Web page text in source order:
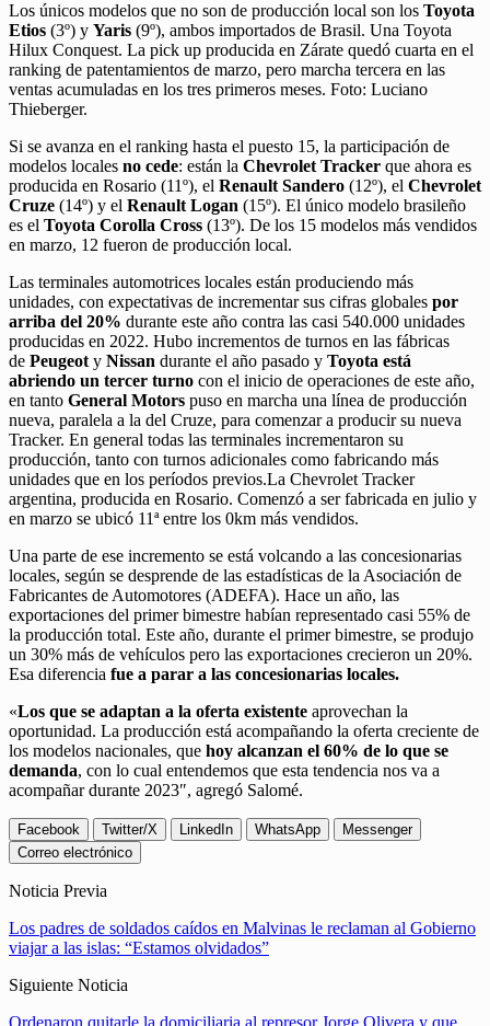
Los únicos modelos que no son de producción local son los Toyota
Etios (3º) y Yaris (9º), ambos importados de Brasil. Una Toyota
Hilux Conquest. La pick up producida en Zárate quedó cuarta en el
ranking de patentamientos de marzo, pero marcha tercera en las
ventas acumuladas en los tres primeros meses. Foto: Luciano
Thieberger.
Si se avanza en el ranking hasta el puesto 15, la participación de
modelos locales no cede: están la Chevrolet Tracker que ahora es
producida en Rosario (11º), el Renault Sandero (12º), el Chevrolet
Cruze (14º) y el Renault Logan (15º). El único modelo brasileño
es el Toyota Corolla Cross (13º). De los 15 modelos más vendidos
en marzo, 12 fueron de producción local.
Las terminales automotrices locales están produciendo más
unidades, con expectativas de incrementar sus cifras globales por
arriba del 20% durante este año contra las casi 540.000 unidades
producidas en 2022. Hubo incrementos de turnos en las fábricas
de Peugeoty Nissan durante el año pasado y Toyota está
abriendo un tercer turno con el inicio de operaciones de este año,
en tanto General Motors puso en marcha una línea de producción
nueva, paralela a la del Cruze, para comenzar a producir su nueva
Tracker. En general todas las terminales incrementaron su
producción, tanto con turnos adicionales como fabricando más
unidades que en los períodos previos.La Chevrolet Tracker
argentina, producida en Rosario. Comenzó a ser fabricada en julio y
en marzo se ubicó 11ª entre los 0km más vendidos.
Una parte de ese incremento se está volcando a las concesionarias
locales, según se desprende de las estadísticas de la Asociación de
Fabricantes de Automotores (ADEFA). Hace un año, las
exportaciones del primer bimestre habían representado casi 55% de
la producción total. Este año, durante el primer bimestre, se produjo
un 30% más de vehículos pero las exportaciones crecieron un 20%.
Esa diferencia fue a parar a las concesionarias locales.
«Los que se adaptan a la oferta existente aprovechan la
oportunidad. La producción está acompañando la oferta creciente de
los modelos nacionales, que hoy alcanzan el 60% de lo que se
demanda, con lo cual entendemos que esta tendencia nos va a
acompañar durante 2023″, agregó Salomé.
Facebook Twitter/X LinkedIn WhatsApp
Messenger
Correo electrónico
Noticia Previa
Los padres de soldados caídos en Malvinas le reclaman al Gobierno
viajar a las islas: “Estamos olvidados”
Siguiente Noticia